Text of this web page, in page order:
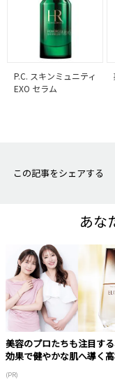
P.C. スキンミュニティ
EXO セラム
この記事をシェアする
あな
美容のプロたちも注目す
効果で健やかな肌へ導く
(PR)